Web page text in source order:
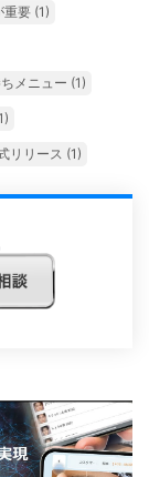
重要 (1)
メニュー (1)
リリース (1)